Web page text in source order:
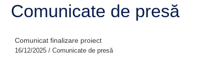
Comunicate de presă
Comunicat finalizare proiect
16/12/2025 / Comunicate de presă